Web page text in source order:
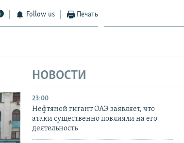
Follow us Печать
НОВОСТИ
23:00
Нефтяной гигант ОАЭ заявляет, что
атаки существенно повлияли на его
деятельность